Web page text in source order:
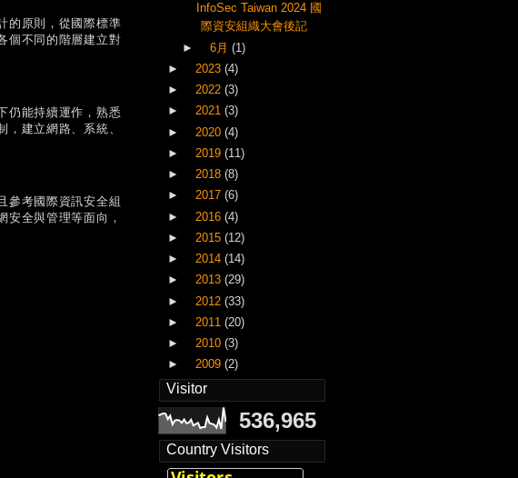
的原則，從國際標準
個不同的階層建立對
仍能持續運作，熟悉
建立網路、系統、
參考國際資訊安全組
安全與管理等面向，
InfoSec Taiwan 2024 國
際資安組織大會後記
►
6月 (1)
►
2023 (4)
►
2022 (3)
►
2021 (3)
►
2020 (4)
►
2019 (11)
►
2018 (8)
►
2017 (6)
►
2016 (4)
►
2015 (12)
►
2014 (14)
►
2013 (29)
►
2012 (33)
►
2011 (20)
►
2010 (3)
►
2009 (2)
Visitor
536,965
Country Visitors